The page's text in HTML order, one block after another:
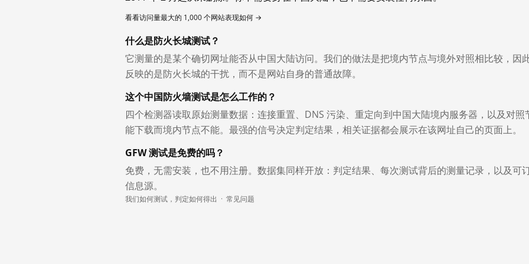
看看访问量最大的 1,000 个网站表现如何 →
什么是防火长城测试？
它测量的是某个确切网址能否从中国大陆访问。我们的做法是把境内节点与境外对照相比较，因
反映的是防火长城的干扰，而不是网站自身的普通故障。
这个中国防火墙测试是怎么工作的？
四个检测器读取原始测量数据：连接重置、DNS 污染、重定向到中国大陆境内服务器，以及对照
能下载而境内节点不能。最强的信号决定判定结果，相关证据都会展示在该网址自己的页面上。
GFW 测试是免费的吗？
免费，无需安装，也不用注册。数据集同样开放：判定结果、每次测试背后的测量记录，以及可
信息源。
我们如何测试，判定如何得出 · 常见问题